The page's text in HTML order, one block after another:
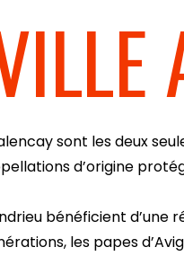
La ville
Rigotte
sont les deux
d’origine
bénéficient d’une
les papes